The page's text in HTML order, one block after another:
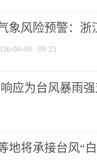
象风险预警：浙
08-09 09:25
应为台风暴雨
地将承接台风“